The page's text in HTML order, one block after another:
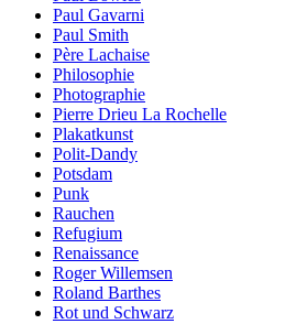
Paul Gavarni
Paul Smith
Père Lachaise
Philosophie
Photographie
Pierre Drieu La Rochelle
Plakatkunst
Polit-Dandy
Potsdam
Punk
Rauchen
Refugium
Renaissance
Roger Willemsen
Roland Barthes
Rot und Schwarz